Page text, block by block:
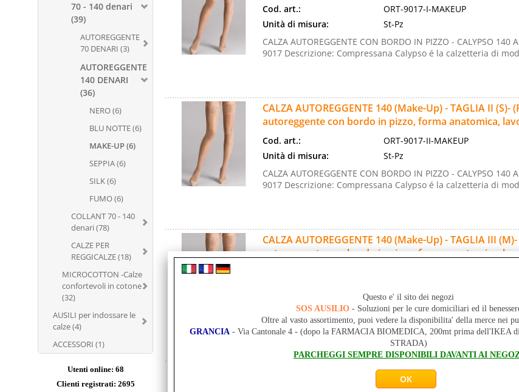
70 - 140 denari
(39)
AUTOREGGENTE
70 DENARI (3)
AUTOREGGENTE
140 DENARI
(36)
NERO (6)
BLU NOTTE (6)
MAKE-UP (6)
SEPPIA (6)
SILK (6)
FUMO (6)
COLLANT 70 - 140
denari (78)
CALZE PER
REGGICALZE (18)
MICROCOTTON -Calze
confortevoli in cotone
(32)
AUSILI per indossare le
calze (4)
ACCESSORI (1)
Utenti online: 68
Clienti registrati: 2695
Cod. art.:
ORT-9017-I-MAKEUP
Unità di misura:
St-Pz
CALZA AUTOREGGENTE CON BORDO IN PIZZO - CALYPSO 140
9017 Descrizione: Compressana Calypso é la calzetteria di
CALZA AUTOREGGENTE 140 (Make-Up) - TAGLIA II
autoreggente con bordo in pizzo, forma anatomica,
Cod. art.:
ORT-9017-II-MAKEUP
Unità di misura:
St-Pz
CALZA AUTOREGGENTE CON BORDO IN PIZZO - CALYPSO 140
9017 Descrizione: Compressana Calypso é la calzetteria di
CALZA AUTOREGGENTE 140 (Make-Up) - TAGLIA III
autoreggente con bordo in pizzo, forma anatomica,
CALZA AUTOREGGENTE CON BORDO IN PIZZO - CALYPSO 140
9017 Descrizione: Compressana Calypso é la calzetteria di
CALZA AUTOREGGENTE 140 (Make-Up) - TAGLIA V
autoreggente con bordo in pizzo, forma anatomica,
Questo e' il sito dei negozi
SOS AUSILIO- Soluzioni per le cure domiciliari ed il
Oltre al vasto assortimento, puoi vedere la disponibilita' della merce nei
GRANCIA - Via Cantonale 4 - (dopo la FARMACIA BIOMEDICA, 200mt prima dell'IKEA
STRADA)
PARCHEGGI SEMPRE DISPONIBILI DAVANTI AI